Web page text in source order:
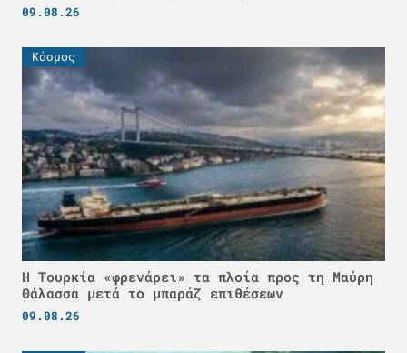
09.08.26
Κόσμος
Η Τουρκία «φρενάρει» τα πλοία προς τη Μαύρη
Θάλασσα μετά το μπαράζ επιθέσεων
09.08.26